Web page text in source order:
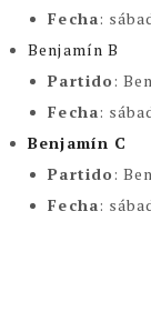
Fecha:
Benjamín B
Partido:
Fecha:
Benjamín C
Partido:
Fecha: